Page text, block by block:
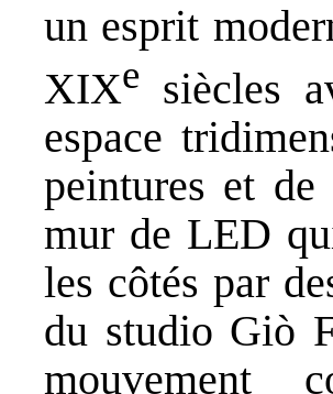
un esprit
XIXe siècles
espace
peintures et
mur de LED
les côtés par
du studio Giò
mouvement